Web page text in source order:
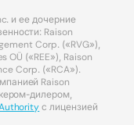
и ее дочерние
Raison
Corp. («RVG»),
OÜ («REE»), Raison
Corp. («RCA»).
Raison
дилером,
с лицензией